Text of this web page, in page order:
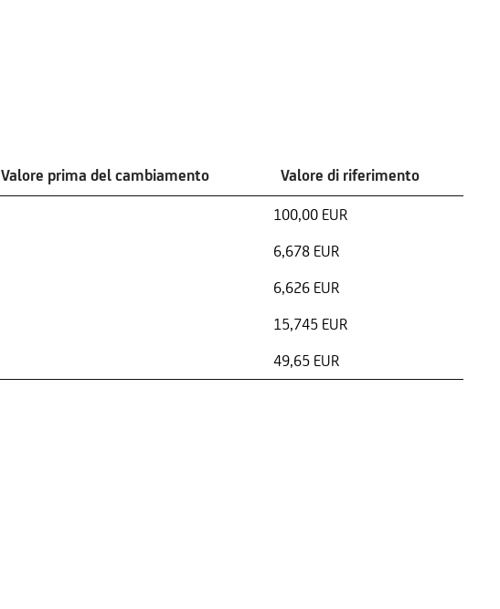
Valore prima del cambiamento Valore di riferimento
100,00 EUR
6,678 EUR
6,626 EUR
15,745 EUR
49,65 EUR